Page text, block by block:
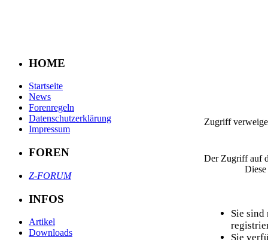
HOME
Startseite
News
Forenregeln
Datenschutzerklärung
Impressum
FOREN
Z-FORUM
INFOS
Artikel
Downloads
Zugriff
Der Zugriff auf
Sie
Sie